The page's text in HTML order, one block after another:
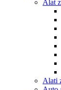
Alat
Alati